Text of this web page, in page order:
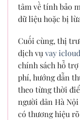
tâm về tính bảo
dữ liệu hoặc bị
Cuối cùng, thị
dịch vụvay icloud
chính sách hỗ
phí, hướng dẫn
theo từng thời
người dân Hà
có thương hiệu